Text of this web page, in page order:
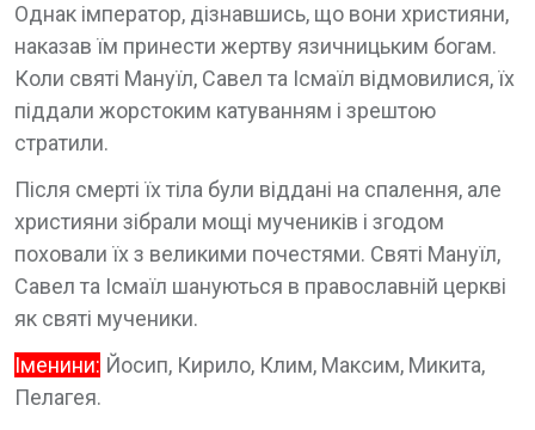
Однак імператор, дізнавшись, що вони християни,
наказав їм принести жертву язичницьким богам.
Коли святі Мануїл, Савел та Ісмаїл відмовилися, їх
піддали жорстоким катуванням і зрештою
стратили.
Після смерті їх тіла були віддані на спалення, але
християни зібрали мощі мучеників і згодом
поховали їх з великими почестями. Святі Мануїл,
Савел та Ісмаїл шануються в православній церкві
як святі мученики.
Іменини: Йосип, Кирило, Клим, Максим, Микита,
Пелагея.